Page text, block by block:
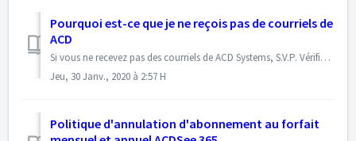
Pourquoi est-ce que je ne reçois pas de courriels de
ACD
Si vous ne recevez pas des courriels de ACD Systems, S.V.P. Vérifiez le dossier Spam ou Junk de votre compte de messagerie. Si le message a été envoyé au dos...
Jeu, 30 Janv., 2020 à 2:57 H
Politique d'annulation d'abonnement au forfait